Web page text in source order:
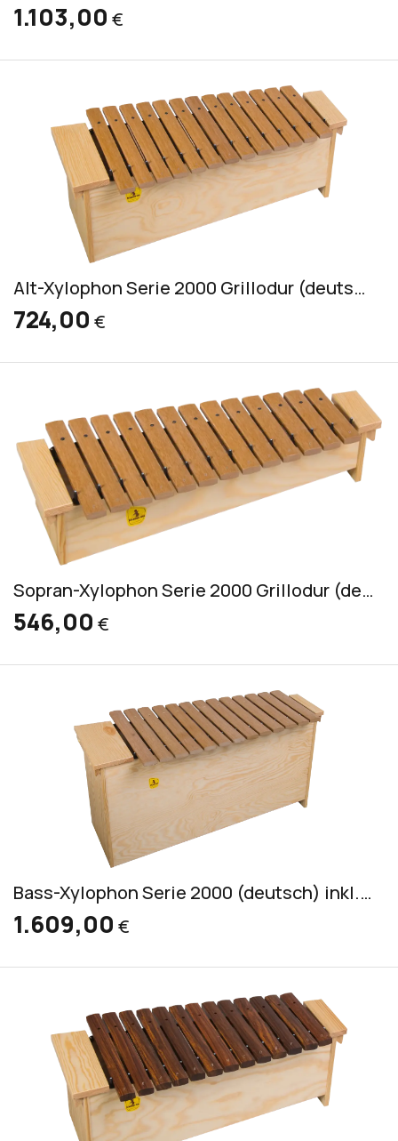
1.103,00 €
Alt-Xylophon Serie 2000 Grillodur (deutsch) inkl. 2 Schlägel S 7
724,00 €
Sopran-Xylophon Serie 2000 Grillodur (deutsch) inkl. 2 Schlägel S 50
546,00 €
Bass-Xylophon Serie 2000 (deutsch) inkl. 2 Schlägel S 3
1.609,00 €